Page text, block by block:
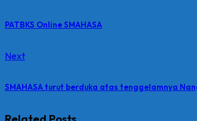
PATBKS Online SMAHASA
Next
SMAHASA turut berduka atas tenggelamnya